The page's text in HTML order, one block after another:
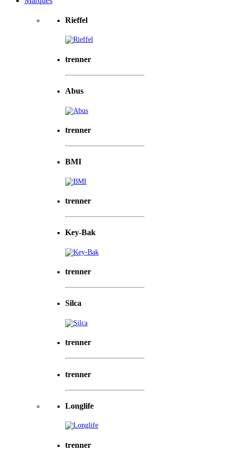
Rieffel
trenner
Abus
trenner
BMI
trenner
Key-Bak
trenner
Silca
trenner
trenner
Longlife
trenner